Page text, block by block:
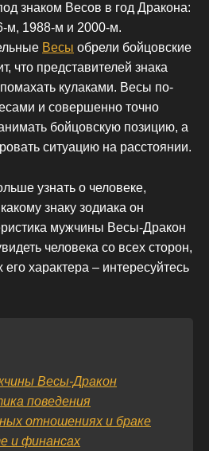
знаком Весов в год Дракона:
м, 1988-м и 2000-м.
Весы обрели бойцовские
что представителей знака
кулаками. Весы по-
и совершенно точно
бойцовскую позицию, а
ситуацию на расстоянии.
узнать о человеке,
знаку зодиака он
мужчины Весы-Дракон
человека со всех сторон,
характера – интересуйтесь
Весы-Дракон
поведения
отношениях и браке
и финансах